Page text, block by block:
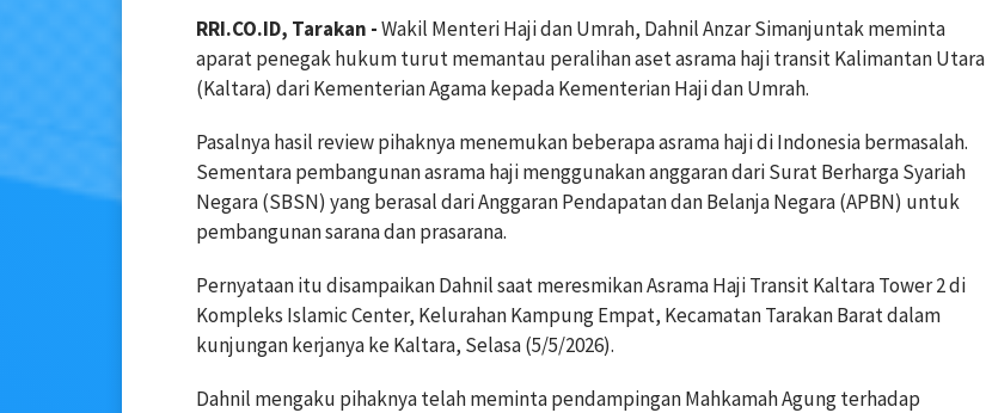
RRI.CO.ID, Tarakan -Wakil Menteri Haji dan Umrah, Dahnil Anzar Simanjuntak meminta
aparat penegak hukum turut memantau peralihan aset asrama haji transit Kalimantan Utara
(Kaltara) dari Kementerian Agama kepada Kementerian Haji dan Umrah.
Pasalnya hasil review pihaknya menemukan beberapa asrama haji di Indonesia bermasalah.
Sementara pembangunan asrama haji menggunakan anggaran dari Surat Berharga Syariah
Negara (SBSN) yang berasal dari Anggaran Pendapatan dan Belanja Negara (APBN) untuk
pembangunan sarana dan prasarana.
Pernyataan itu disampaikan Dahnil saat meresmikan Asrama Haji Transit Kaltara Tower 2 di
Kompleks Islamic Center, Kelurahan Kampung Empat, Kecamatan Tarakan Barat dalam
kunjungan kerjanya ke Kaltara, Selasa (5/5/2026).
Dahnil mengaku pihaknya telah meminta pendampingan Mahkamah Agung terhadap